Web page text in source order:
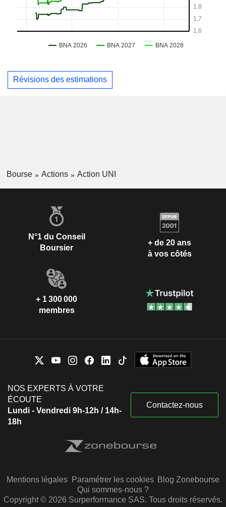
Révisions des estimations
Bourse Actions Action UNI
N°1 du Conseil
Boursier
+ de 20 ans
à vos côtés
+ 1 300 000
membres
NOS EXPERTS À VOTRE
ÉCOUTE
Lundi - Vendredi 9h-12h / 14h-
18h
Contactez-nous
Mentions légales Paramétrer les cookies Blog Zonebourse
Qui sommes-nous ?
Copyright © 2026 Surperformance SAS. Tous droits réservés.